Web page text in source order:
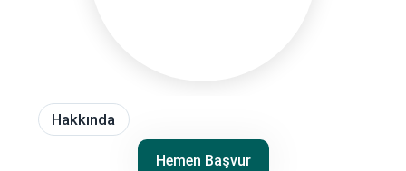
Hakkında
Hemen Başvur